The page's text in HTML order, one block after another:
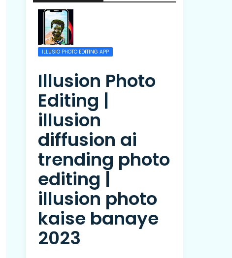
ILLUSIO PHOTO EDITING APP
Illusion Photo
Editing |
illusion
diffusion ai
trending photo
editing |
illusion photo
kaise banaye
2023